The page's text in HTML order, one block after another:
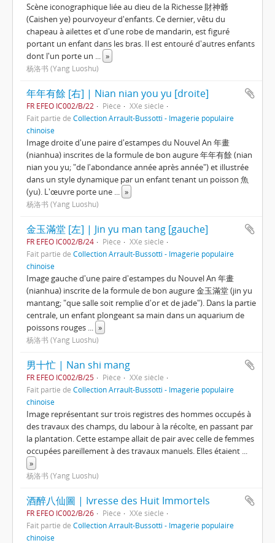
Scène iconographique liée au dieu de la Richesse 財神爺
(Caishen ye) pourvoyeur d'enfants. Ce dernier, vêtu du
chapeau à ailettes et d'une robe de mandarin, est figuré
portant un enfant dans les bras. Il est entouré d'autres enfants
dont l'un porte un ... »
杨洛书 (Yang Luoshu)
年年有餘 [右] | Nian nian you yu [droite]
FR EFEO IC002/B/22 Pièce
XXe siècle
Fait partie de Collection Arrault-Bussotti - Imagerie populaire
chinoise
Image droite d'une paire d'estampes du Nouvel An 年畫
(nianhua) inscrites de la formule de bon augure 年年有餘 (nian
nian you yu; "de l'abondance année après année") et illustrée
dans un style dynamique par un enfant tenant un poisson 魚
(yu). L'œuvre porte une ... »
杨洛书 (Yang Luoshu)
金玉滿堂 [左] | Jin yu man tang [gauche]
FR EFEO IC002/B/24 Pièce
XXe siècle
Fait partie de Collection Arrault-Bussotti - Imagerie populaire
chinoise
Image gauche d'une paire d'estampes du Nouvel An 年畫
(nianhua) inscrite de la formule de bon augure 金玉滿堂 (jin yu
mantang; "que salle soit remplie d'or et de jade"). Dans la partie
centrale, un enfant plongeant sa main dans un aquarium de
poissons rouges ... »
杨洛书 (Yang Luoshu)
男十忙 | Nan shi mang
FR EFEO IC002/B/25 Pièce
XXe siècle
Fait partie de Collection Arrault-Bussotti - Imagerie populaire
chinoise
Image représentant sur trois registres des hommes occupés à
des travaux des champs, du labour à la récolte, en passant par
la plantation. Cette estampe allait de pair avec celle de femmes
occupées pareillement à des travaux manuels. Elles étaient ...
»
杨洛书 (Yang Luoshu)
酒醉八仙圖 | Ivresse des Huit Immortels
FR EFEO IC002/B/26 Pièce
XXe siècle
Fait partie de Collection Arrault-Bussotti - Imagerie populaire
chinoise